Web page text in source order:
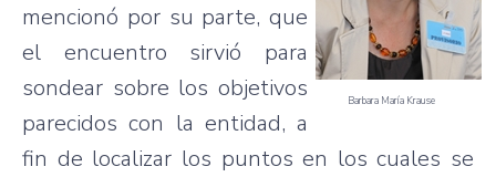
Barbara María Krause
mencionó por su parte, que
el encuentro sirvió para
sondear sobre los objetivos
parecidos con la entidad, a
fin de localizar los puntos en los cuales se